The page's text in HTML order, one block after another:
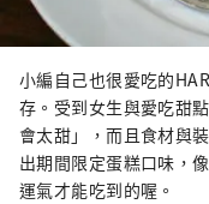
小編自己也很愛吃的
存。受到女生與愛吃甜
會太甜」，而且食材與
出期間限定蛋糕口味，
運氣才能吃到的喔。